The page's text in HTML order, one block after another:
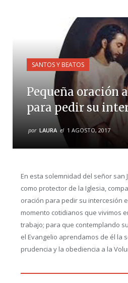
SANTOS Y BEATOS
Pequeña oración a
para pedir su
por LAURA el 1 AGOSTO, 2017
En esta solemnidad del señor san
como protector de la Iglesia,
oración para pedir su intercesión
momento cotidianos que vivimos
trabajo; para que contemplando
el Evangelio aprendamos de él la
prudencia y la obediencia a la